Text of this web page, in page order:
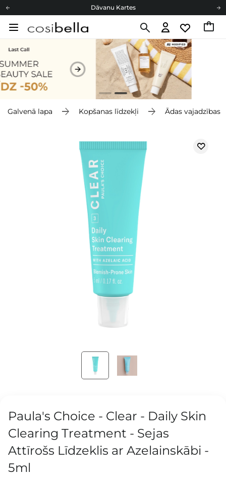
Dāvanu Kartes
Cosibella lojalitātes programma
Dāvanu Kartes
Galvenā lapa Kopšanas līdzekļi Ādas vajadzības
Paula's Choice - Clear - Daily Skin
Clearing Treatment - Sejas
Attīrošs Līdzeklis ar Azelainskābi -
5ml